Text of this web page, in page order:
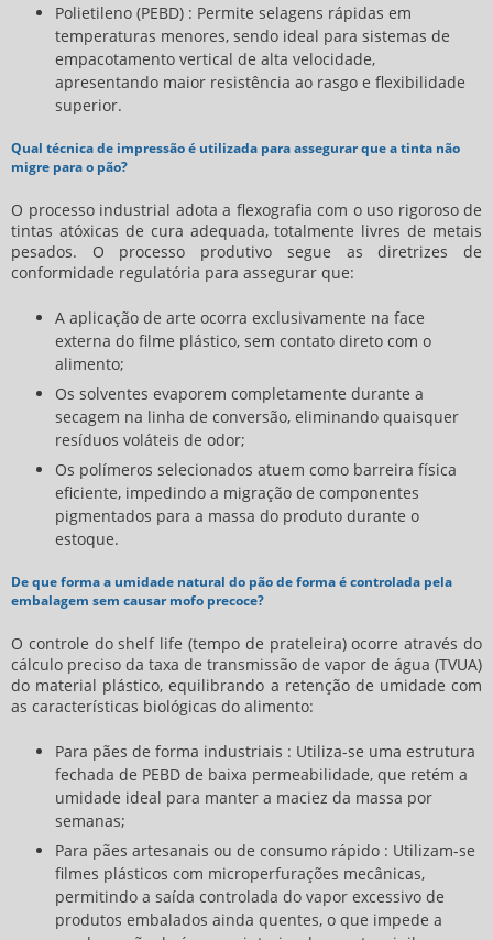
Polietileno (PEBD) : Permite selagens rápidas em
temperaturas menores, sendo ideal para sistemas de
empacotamento vertical de alta velocidade,
apresentando maior resistência ao rasgo e flexibilidade
superior.
Qual técnica de impressão é utilizada para assegurar que a tinta não
migre para o pão?
O processo industrial adota a flexografia com o uso rigoroso de
tintas atóxicas de cura adequada, totalmente livres de metais
pesados. O processo produtivo segue as diretrizes de
conformidade regulatória para assegurar que:
A aplicação de arte ocorra exclusivamente na face
externa do filme plástico, sem contato direto com o
alimento;
Os solventes evaporem completamente durante a
secagem na linha de conversão, eliminando quaisquer
resíduos voláteis de odor;
Os polímeros selecionados atuem como barreira física
eficiente, impedindo a migração de componentes
pigmentados para a massa do produto durante o
estoque.
De que forma a umidade natural do pão de forma é controlada pela
embalagem sem causar mofo precoce?
O controle do shelf life (tempo de prateleira) ocorre através do
cálculo preciso da taxa de transmissão de vapor de água (TVUA)
do material plástico, equilibrando a retenção de umidade com
as características biológicas do alimento:
Para pães de forma industriais : Utiliza-se uma estrutura
fechada de PEBD de baixa permeabilidade, que retém a
umidade ideal para manter a maciez da massa por
semanas;
Para pães artesanais ou de consumo rápido : Utilizam-se
filmes plásticos com microperfurações mecânicas,
permitindo a saída controlada do vapor excessivo de
produtos embalados ainda quentes, o que impede a